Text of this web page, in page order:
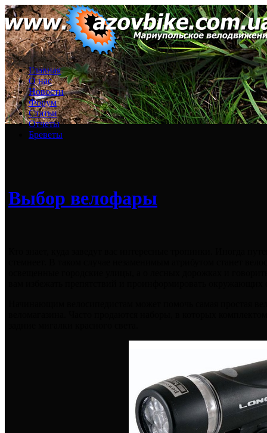
Главная
О нас
Новости
Форум
Статьи
Отчеты
Бреветы
Выбор велофары